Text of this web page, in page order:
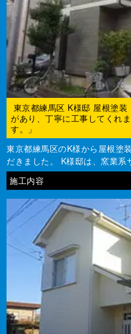
東京都練馬区 K様邸 屋根塗
があり、丁寧に工事してくれ
す。」
東京都練馬区のK様から屋根塗
だきました。 K様邸は、窯業系
施工内容